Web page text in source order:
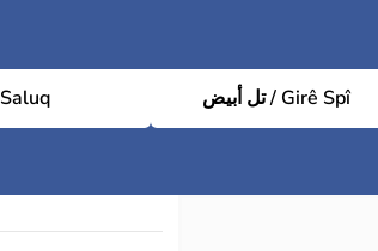
Saluq تل أبيض / Girê Spî